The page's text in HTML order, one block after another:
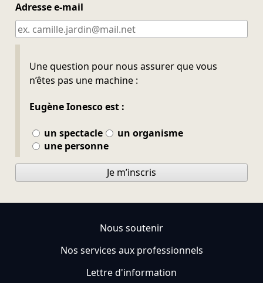
Adresse e-mail
Une question pour nous assurer que vous
n’êtes pas une machine :
Eugène Ionesco est :
un spectacle
un organisme
une personne
Ne pas remplir
Je m’inscris
Nous soutenir
Nos services aux professionnels
Lettre d'information